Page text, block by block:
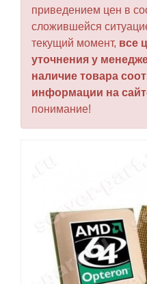
приведением цен в
сложившейся
текущий момент, все
уточнения у
наличие товара
информации на
понимание!